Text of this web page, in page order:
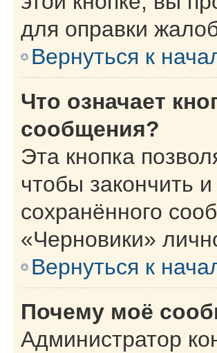
для оправки
Вернуться к
Что означает
сообщения?
Эта кнопка
чтобы закончить
сохранённого
«Черновики»
Вернуться к
Почему моё
Администратор